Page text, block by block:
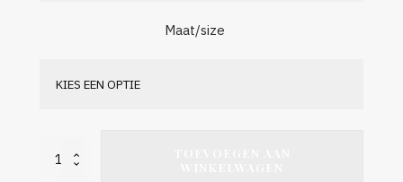
Maat/size
Remko
aantal